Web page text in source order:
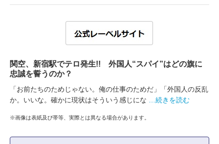
関空、新宿駅でテロ発生!! 外国人“スパイ”はどの旗に
忠誠を誓うのか？
「お前たちのためじゃない。俺の仕事のためだ」「外国人の反乱
か。いいな。確かに現状はそういう感じにな
…続きを読む
※画像は表紙及び帯等、実際とは異なる場合があります。